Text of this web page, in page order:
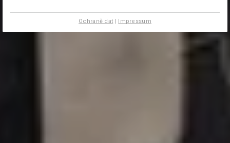
Ochraně dat | Impressum